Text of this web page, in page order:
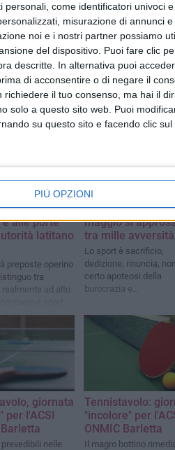
personali, come identificatori univoci
misurazione di annunci
noi e i nostri partner possiamo
del dispositivo. Puoi fare clic
descritte. In alternativa puoi
di acconsentire o di negare il
richiedere il tuo consenso, ma hai il
solo a questo sito web. Puoi
su questo sito e facendo clic
PIÙ OPZIONI
il 25
alle porte
latitano
preposte operino
tra
ad alto
più sicuri
Tennistavolo: il 18
maggio si
tra mille avversità
Lo sport è sacrificio,
dedizione, rinuncia, non
certo apoteosi della
burocrazia e
giornata
per l'ACSI
nelle
Tennistavolo:
"incolore" per
ONMIC Barletta
Il magro bottino